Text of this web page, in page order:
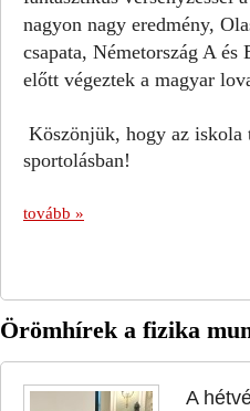
nagyon nagy eredmény,
csapata, Németország A és
előtt végeztek a magyar
Köszönjük, hogy az iskola
sportolásban!
tovább »
Örömhírek a fizika
A